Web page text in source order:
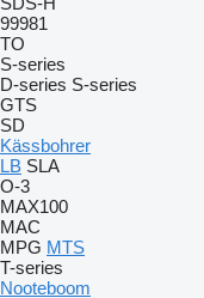
99981
TO
S-series
D-series S-series
GTS
SD
Kässbohrer
LB SLA
O-3
MAX100
MAC
MPG MTS
T-series
Nooteboom